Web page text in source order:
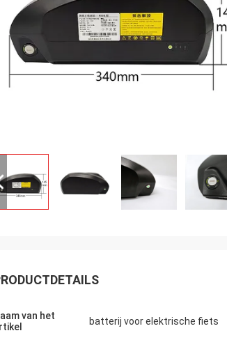
van het
batterij voor elektrische fiets